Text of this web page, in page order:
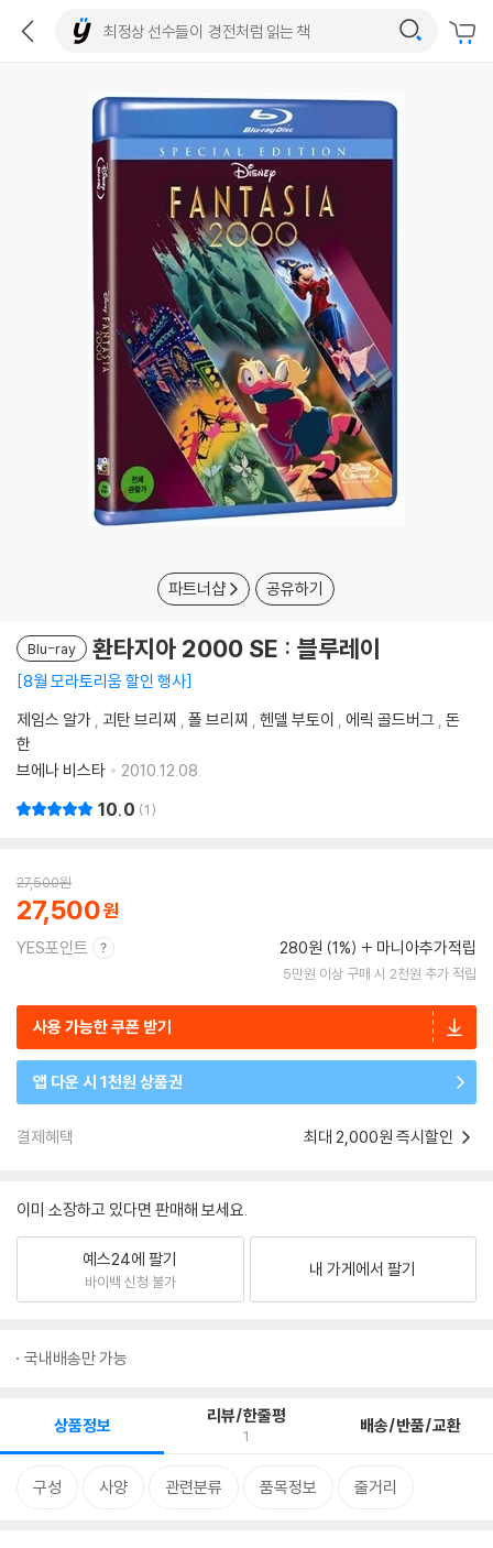
파트너샵 공유하기
Blu-ray 환타지아 2000 SE : 블루레이
8월 모라토리움 할인 행사
제임스 알가 , 괴탄 브리찌 , 폴 브리찌 , 헨델 부토이 , 에릭 골드버그 , 돈
한
브에나 비스타
2010.12.08.
10.0 1
27,500원
27,500
YES포인트 280원 (1%) 마니아추가적립
5만원 이상 구매 시 2천원 추가 적립
사용 가능한 쿠폰 받기
앱 다운 시 1천원 상품권
결제혜택 최대 2,000원 즉시할인
이미 소장하고 있다면 판매해 보세요.
예스24에 팔기
바이백 신청 불가
내 가게에서 팔기
국내배송만 가능
상품정보 리뷰/한줄평
1 배송/반품/교환
구성 사양 관련분류 품목정보 줄거리